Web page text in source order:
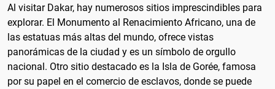
Al visitar Dakar, hay numerosos sitios imprescindibles para
explorar. El Monumento al Renacimiento Africano, una de
las estatuas más altas del mundo, ofrece vistas
panorámicas de la ciudad y es un símbolo de orgullo
nacional. Otro sitio destacado es la Isla de Gorée, famosa
por su papel en el comercio de esclavos, donde se puede